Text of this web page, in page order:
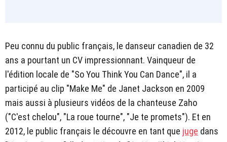
Peu connu du public français, le danseur canadien de 32
ans a pourtant un CV impressionnant. Vainqueur de
l'édition locale de "So You Think You Can Dance", il a
participé au clip "Make Me" de Janet Jackson en 2009
mais aussi à plusieurs vidéos de la chanteuse Zaho
("C'est chelou", "La roue tourne", "Je te promets"). Et en
2012, le public français le découvre en tant que juge dans